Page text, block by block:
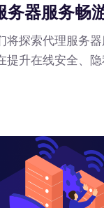
务器服务畅
将探索代理服务
提升在线安全、